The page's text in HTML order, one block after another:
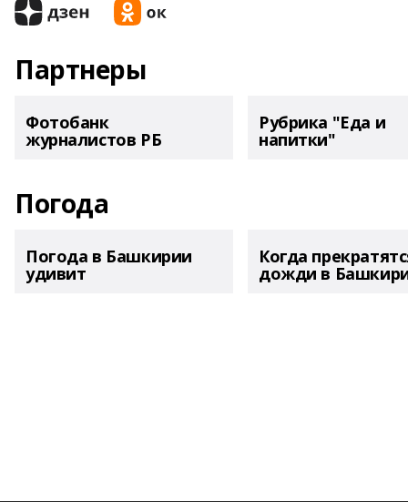
Партнеры
Фотобанк
журналистов РБ
Рубрика "Еда и
напитки"
Погода
Погода в Башкирии
удивит
Когда
дожди в